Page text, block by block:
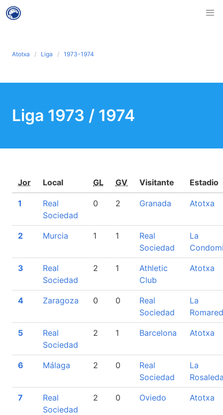
Atotxa Liga 1973-1974
Liga 1973 / 1974
Jor Local GL GV Visitante Estadio
1
Real
Sociedad
0 2 Granada Atotxa
2 Murcia 1 1
Real
Sociedad
La
3
Real
Sociedad
2 1
Athletic
Club
Atotxa
4 Zaragoza 0 0
Real
Sociedad
La
5
Real
Sociedad
2 1 Barcelona Atotxa
6 Málaga 2 0
Real
Sociedad
La
7
Real
Sociedad
2 0 Oviedo Atotxa